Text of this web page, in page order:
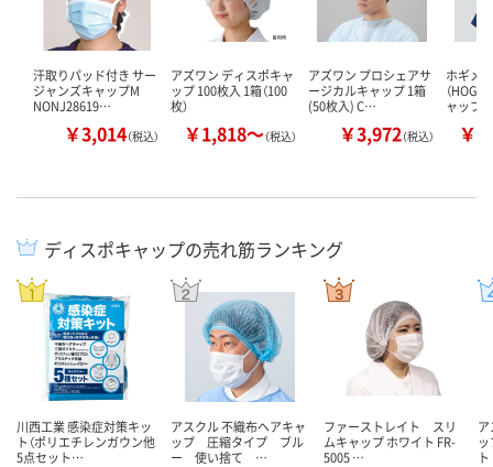
汗取りパッド付き サー
ジャンズキャップM
NONJ28619…
￥3,014（税込）
アズワン ディスポキャ
ップ 100枚入 1箱（100
枚）
￥1,818～（税込）
アズワン プロシェアサ
ージカルキャップ 1箱
(50枚入) C…
￥3,972（税込）
ホギメ
（HOGY
ャップ
￥
ディスポキャップの売れ筋ランキング
川西工業 感染症対策キッ
ト（ポリエチレンガウン他
5点セット…
アスクル 不織布ヘアキャ
ップ 圧縮タイプ ブル
ー 使い捨て …
ファーストレイト スリ
ムキャップ ホワイト FR-
5005 …